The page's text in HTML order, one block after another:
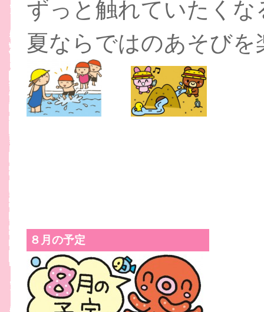
ずっと触れていたく
夏ならではのあそび
８月の予定